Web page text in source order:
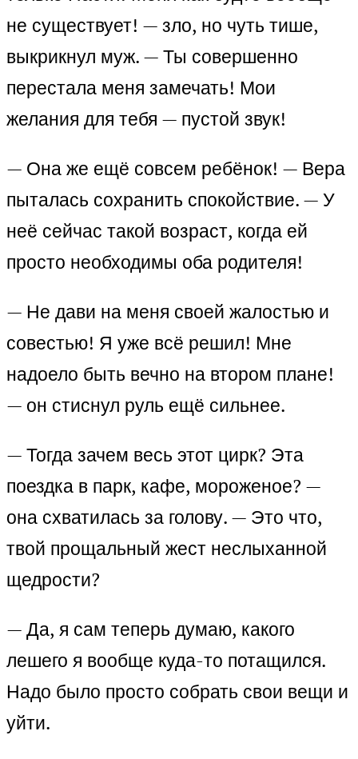
не существует! — зло, но чуть тише,
выкрикнул муж. — Ты совершенно
перестала меня замечать! Мои
желания для тебя — пустой звук!
— Она же ещё совсем ребёнок! — Вера
пыталась сохранить спокойствие. — У
неё сейчас такой возраст, когда ей
просто необходимы оба родителя!
— Не дави на меня своей жалостью и
совестью! Я уже всё решил! Мне
надоело быть вечно на втором плане!
— он стиснул руль ещё сильнее.
— Тогда зачем весь этот цирк? Эта
поездка в парк, кафе, мороженое? —
она схватилась за голову. — Это что,
твой прощальный жест неслыханной
щедрости?
— Да, я сам теперь думаю, какого
лешего я вообще куда-то потащился.
Надо было просто собрать свои вещи и
уйти.